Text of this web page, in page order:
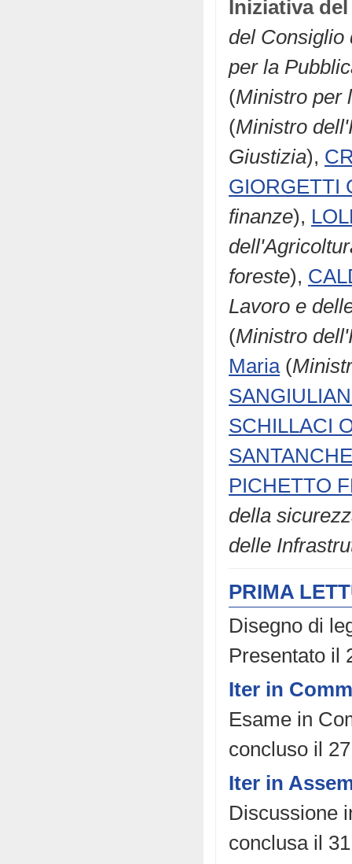
Iniziativa
del Consiglio
per la
(Ministro per
(Ministro
Giustizia),
GIORGETTI
finanze),
foreste),
Lavoro e
(Ministro
Maria(
SCHILLACI
PICHETTO
della
delle
PRIMA
Disegno di
Presentato il
Iter in
Esame in
concluso il
Iter in
Discussione
conclusa il